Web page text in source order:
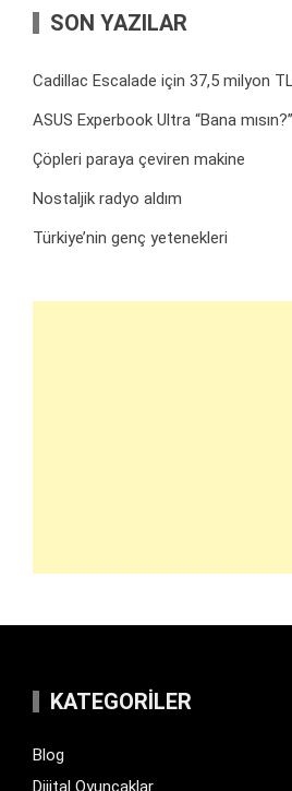
SON YAZILAR
Cadillac Escalade için 37,5 milyon
ASUS Experbook Ultra “Bana
Çöpleri paraya çeviren makine
Nostaljik radyo aldım
Türkiye’nin genç yetenekleri
KATEGORILER
Blog
Dijital Oyuncaklar